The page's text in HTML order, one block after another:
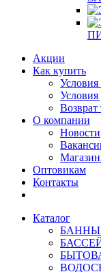
Акции
Как купить
Условия
Возврат
О компании
Новости
Оптовикам
Контакты
Каталог